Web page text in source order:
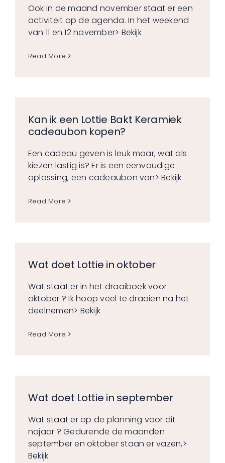
Ook in de maand november staat er een
activiteit op de agenda. In het weekend
van 11 en 12 november> Bekijk
Read More
Kan ik een Lottie Bakt Keramiek
cadeaubon kopen?
Een cadeau geven is leuk maar, wat als
kiezen lastig is? Er is een eenvoudige
oplossing, een cadeaubon van> Bekijk
Read More
Wat doet Lottie in oktober
Wat staat er in het draaiboek voor
oktober ? Ik hoop veel te draaien na het
deelnemen> Bekijk
Read More
Wat doet Lottie in september
Wat staat er op de planning voor dit
najaar ? Gedurende de maanden
september en oktober staan er vazen,>
Bekijk